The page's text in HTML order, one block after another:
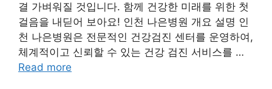
결 가벼워질 것입니다. 함께 건강한 미래를 위한 첫
걸음을 내딛어 보아요! 인천 나은병원 개요 설명 인
천 나은병원은 전문적인 건강검진 센터를 운영하여,
체계적이고 신뢰할 수 있는 건강 검진 서비스를 …
Read more